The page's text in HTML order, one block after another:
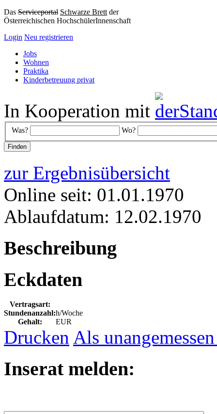
Das Serviceportal Schwarze Brett der
Österreichischen HochschülerInnenschaft
Login Neu registrieren
Jobs
Wohnen
Praktika
Kinderbetreuung privat
In Kooperation mit
Was? Wo?
zur Ergebnisübersicht
Online seit: 01.01.1970
Ablaufdatum: 12.02.1970
Beschreibung
Eckdaten
Vertragsart:
Stundenanzahl:h/Woche
Gehalt:
EUR
Drucken Als
Inserat melden: